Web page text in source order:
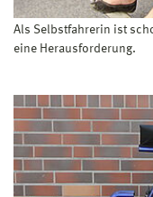
Als Selbstfahrerin ist
eine Herausforderung.